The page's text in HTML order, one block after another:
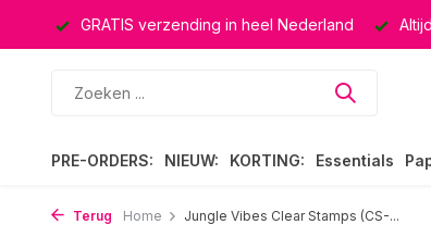
GRATIS verzending in heel Nederland
PRE-ORDERS: NIEUW: KORTING: Essentials
Terug Home Jungle Vibes Clear Stamps (CS-...